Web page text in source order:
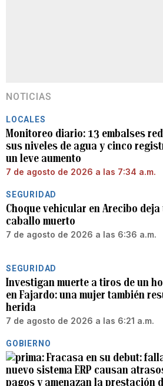
NOTICIAS
LOCALES
Monitoreo diario: 13 embalses
sus niveles de agua y cinco
un leve aumento
7 de agosto de 2026 a las 7:34 a.m.
SEGURIDAD
Choque vehicular en Arecibo deja
caballo muerto
7 de agosto de 2026 a las 6:36 a.m.
SEGURIDAD
Investigan muerte a tiros de un
en Fajardo: una mujer también
herida
7 de agosto de 2026 a las 6:21 a.m.
GOBIERNO
Fracasa en su debut:
nuevo sistema ERP causan
pagos y amenazan la prestación